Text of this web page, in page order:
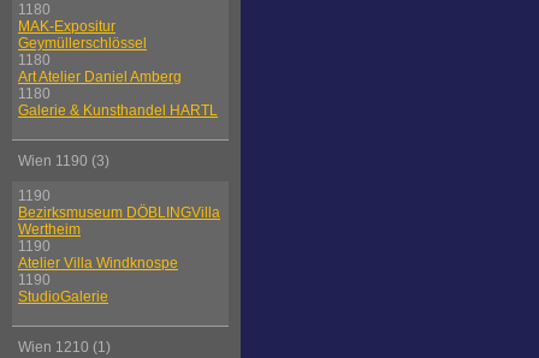
1180
MAK-Expositur
Geymüllerschlössel
1180
Art Atelier Daniel Amberg
1180
Galerie & Kunsthandel HARTL
Wien 1190 (3)
1190
Bezirksmuseum DÖBLINGVilla
Wertheim
1190
Atelier Villa Windknospe
1190
StudioGalerie
Wien 1210 (1)